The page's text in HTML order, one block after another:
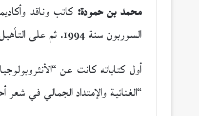
محمد بن حمودة:
السوربون سنة 1994. ثم على التأهيل من كلية الآداب بنمسيك في الدار البيضاء سنة 2006.
“الغنائية والإمتداد الجمالي في شعر